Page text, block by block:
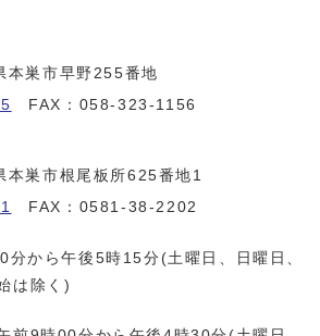
巣市早野255番地
FAX：058-323-1156
巣市根尾板所625番地1
FAX：0581-38-2202
から午後5時15分(土曜日、日曜日、
は除く)